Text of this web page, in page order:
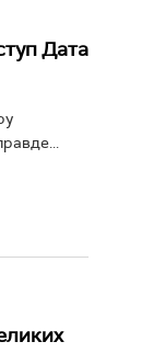
Дата